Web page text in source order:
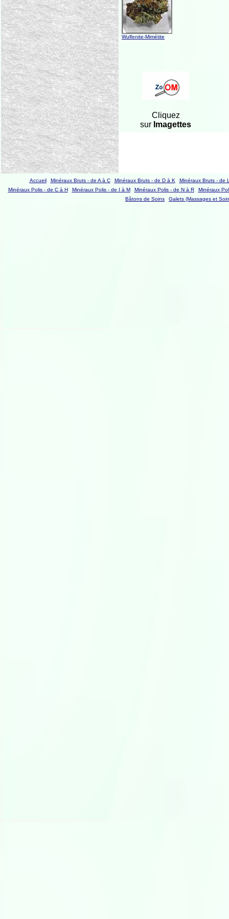
Wulfenite-Mimétite
Cliquez
sur Imagettes
Accueil Minéraux Bruts - de A à C Minéraux Bruts - de D à K
Minéraux Bruts - de
Minéraux Polis - de C à H
Minéraux Polis - de I à M Minéraux Polis - de N à R
Minéraux
Bâtons de Soins
Galets (Massages et